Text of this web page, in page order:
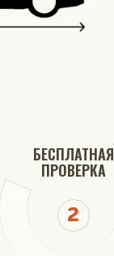
БЕСПЛАТНАЯ
ПРОВЕРКА